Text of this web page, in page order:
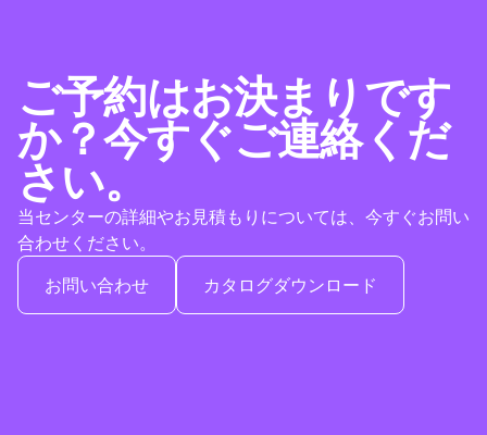
ご予約はお決まりです
か？今すぐご連絡くだ
さい。
当センターの詳細やお見積もりについては、今すぐお問い
合わせください。
お問い合わせ
カタログダウンロード